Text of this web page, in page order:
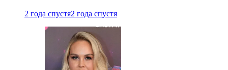
2 года спустя2 года спустя